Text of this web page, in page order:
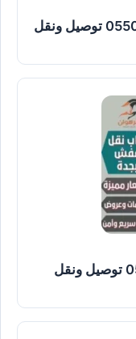
ونيت نقل عفش بالرياض 0550448020 توصيل ونقل
دباب نقل عفش بجدة 0553146298 توصيل ونقل